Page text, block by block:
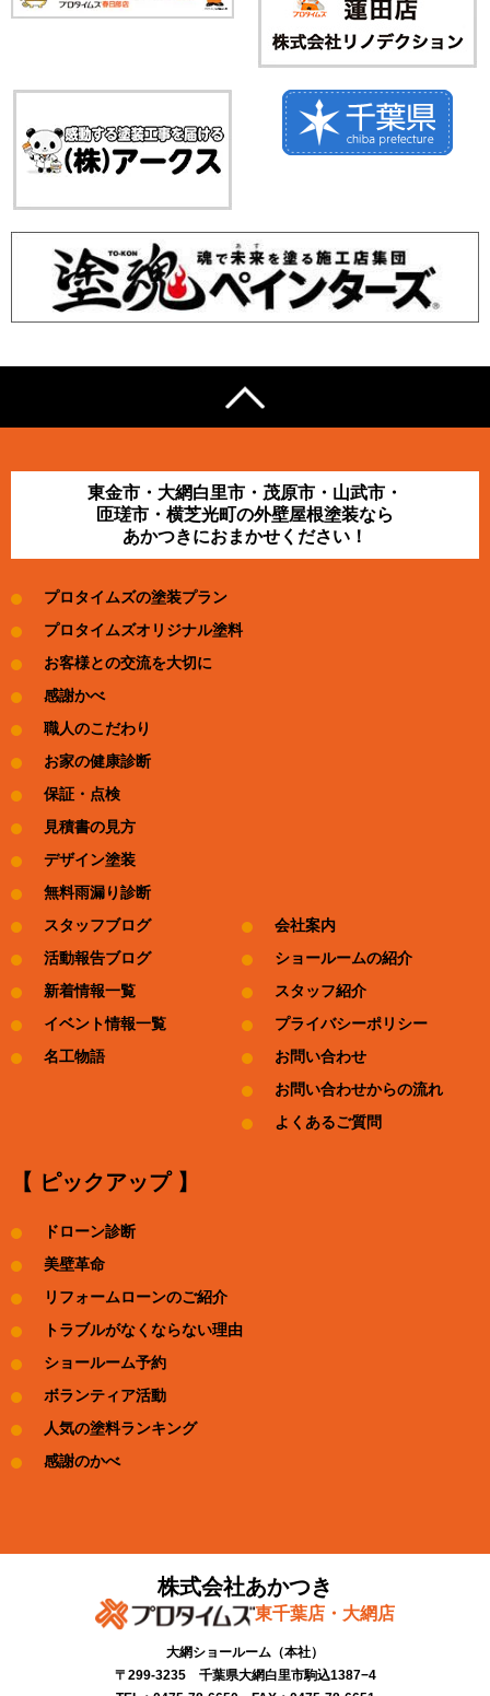
東金市・大網白里市・茂原市・山武市・
匝瑳市・横芝光町の外壁屋根塗装なら
あかつきにおまかせください！
プロタイムズの塗装プラン
プロタイムズオリジナル塗料
お客様との交流を大切に
感謝かべ
職人のこだわり
お家の健康診断
保証・点検
見積書の見方
デザイン塗装
無料雨漏り診断
スタッフブログ
活動報告ブログ
新着情報一覧
イベント情報一覧
名工物語
会社案内
ショールームの紹介
スタッフ紹介
プライバシーポリシー
お問い合わせ
お問い合わせからの流れ
よくあるご質問
【 ピックアップ 】
ドローン診断
美壁革命
リフォームローンのご紹介
トラブルがなくならない理由
ショールーム予約
ボランティア活動
人気の塗料ランキング
感謝のかべ
株式会社あかつき
東千葉店・大網店
大網ショールーム​（本社）
〒299-3235 千葉県大網白里市駒込1387−4​